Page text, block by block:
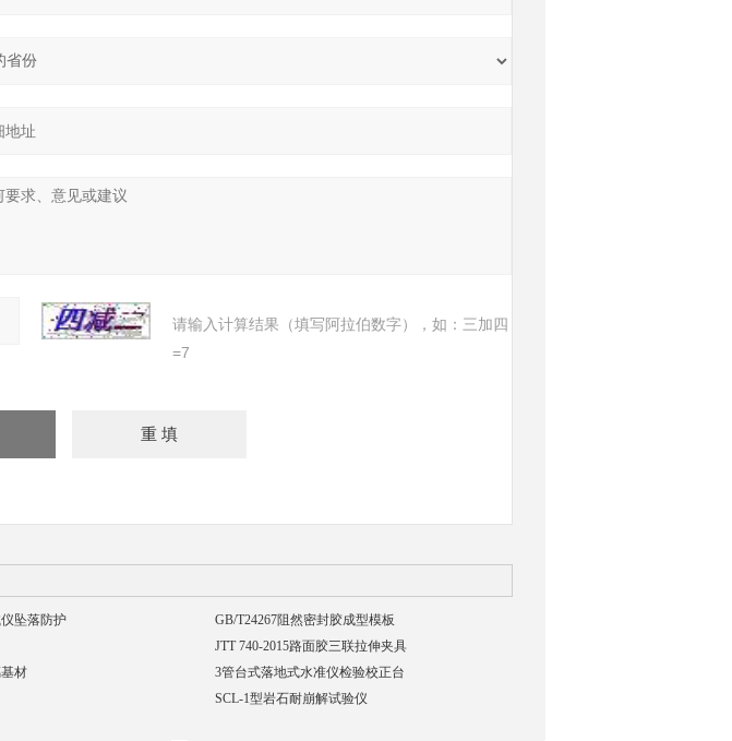
请输入计算结果（填写阿拉伯数字），如：三加四
=7
坠落防护
GB/T24267阻然密封胶成型模板
JTT 740-2015路面胶三联拉伸夹具
材
3管台式落地式水准仪检验校正台
SCL-1型岩石耐崩解试验仪